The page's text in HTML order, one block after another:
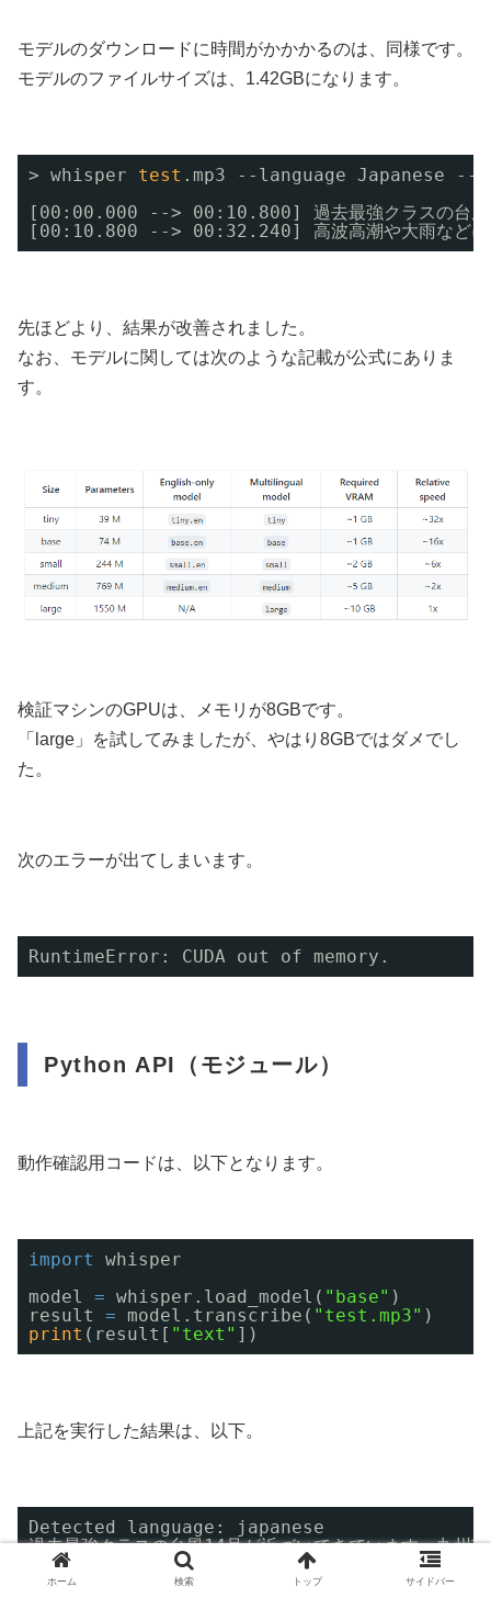
モデルのダウンロードに時間がかかかるのは、同様です。
モデルのファイルサイズは、1.42GBになります。
> whisper test .mp3 --language Japanese --
[00:00.000 --> 00:10.800] 過去最強クラスの台風14
[00:10.800 --> 00:32.240] 高波高潮や大雨などに最
先ほどより、結果が改善されました。
なお、モデルに関しては次のような記載が公式にありま
す。
検証マシンのGPUは、メモリが8GBです。
「large」を試してみましたが、やはり8GBではダメでし
た。
次のエラーが出てしまいます。
RuntimeError: CUDA out of memory.
Python API（モジュール）
動作確認用コードは、以下となります。
import
whisper
model = whisper.load_model( "base" )
result = model.transcribe( "test.mp3" )
print (result[ "text" ])
上記を実行した結果は、以下。
Detected language: japanese
過去最強クラスの台風14号が近づいてきています。九州
ホーム 検索 トップ サイドバー